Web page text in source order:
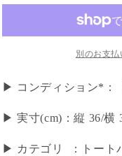
別のお支払
▶ コンディション*：
▶︎ 実寸(cm)：縦 36/横
▶ カテゴリ ：トート